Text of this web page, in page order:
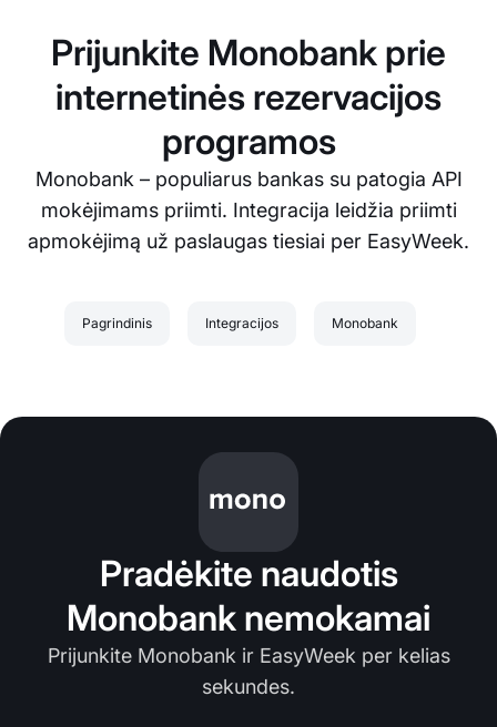
Prijunkite Monobank prie
internetinės rezervacijos
programos
Monobank – populiarus bankas su patogia API
mokėjimams priimti. Integracija leidžia priimti
apmokėjimą už paslaugas tiesiai per EasyWeek.
Pagrindinis Integracijos Monobank
Pradėkite naudotis
Monobank nemokamai
Prijunkite Monobank ir EasyWeek per kelias
sekundes.